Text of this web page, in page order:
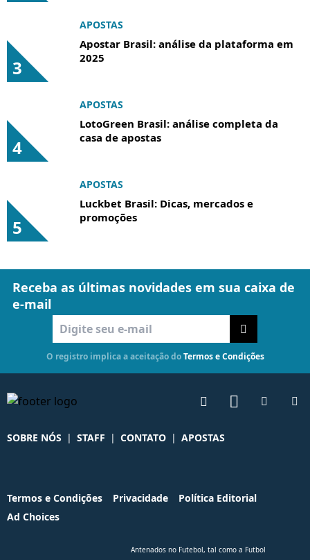
3
APOSTAS
Apostar Brasil: análise da plataforma em
2025
4
APOSTAS
LotoGreen Brasil: análise completa da
casa de apostas
5
APOSTAS
Luckbet Brasil: Dicas, mercados e
promoções
Receba as últimas novidades em sua caixa de
e-mail
O registro implica a aceitação do Termos e Condições
SOBRE NÓS | STAFF | CONTATO | APOSTAS
Termos e Condições Privacidade
Política Editorial
Ad Choices
Antenados no Futebol, tal como a Futbol